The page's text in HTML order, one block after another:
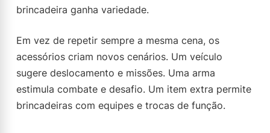
brincadeira ganha variedade.
Em vez de repetir sempre a mesma cena, os
acessórios criam novos cenários. Um veículo
sugere deslocamento e missões. Uma arma
estimula combate e desafio. Um item extra permite
brincadeiras com equipes e trocas de função.